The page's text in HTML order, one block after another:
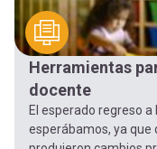
Herramientas
docente
El esperado regreso
esperábamos, ya que